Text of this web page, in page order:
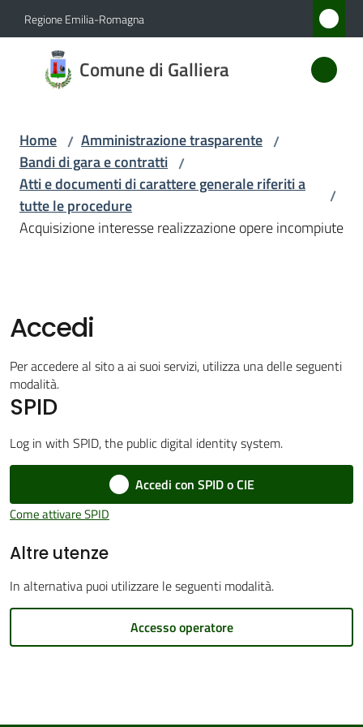
Vai al contenuto
Vai alla navigazione
Vai al footer
Regione Emilia-Romagna
Comune di Galliera
Comune
di
Amministrazione
Menu selezionato
Novità
Vivere
Galliera
Amministrazione
Trasparente
Menu selezionato
Tutti
argomenti...
su
Home / Amministrazione trasparente /
Bandi di gara e contratti /
Atti e documenti di carattere generale riferiti a
tutte le procedure
/
Acquisizione interesse realizzazione opere incompiute
Accedi
Per accedere al sito a ai suoi servizi, utilizza una delle seguenti
modalità.
SPID
Log in with SPID, the public digital identity system.
Accedi con SPID o CIE
Come attivare SPID
Altre utenze
In alternativa puoi utilizzare le seguenti modalità.
Accesso operatore